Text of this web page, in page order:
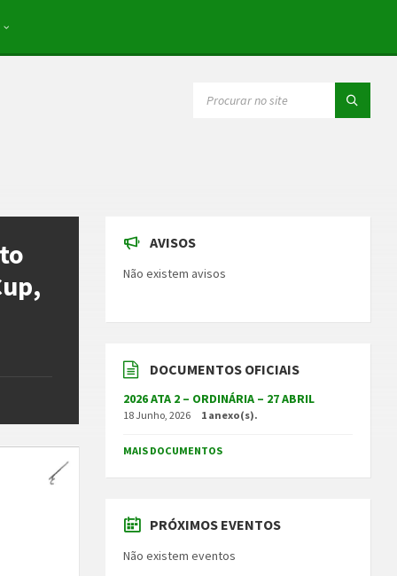
AVISOS
Não existem avisos
DOCUMENTOS OFICIAIS
2026 ATA 2 – ORDINÁRIA – 27 ABRIL
18 Junho, 2026 1 anexo(s).
MAIS DOCUMENTOS
PRÓXIMOS EVENTOS
Não existem eventos